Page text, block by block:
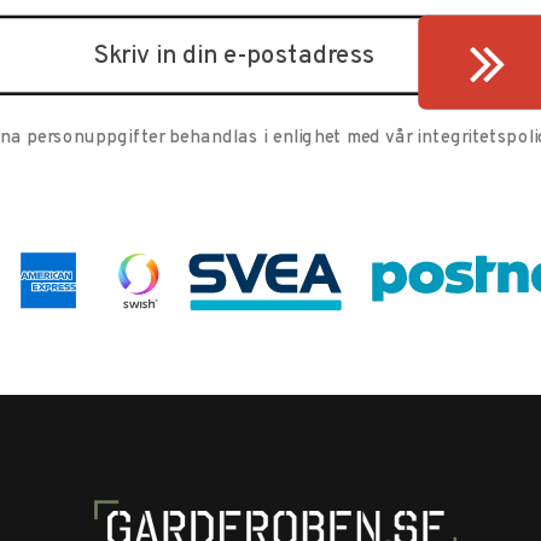
personuppgifter behandlas i enlighet med vår